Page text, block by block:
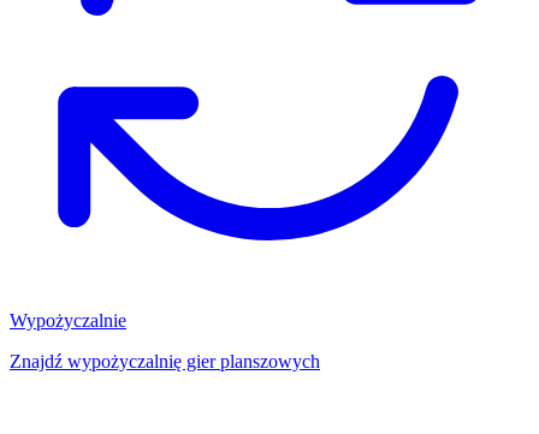
Wypożyczalnie
Znajdź wypożyczalnię gier planszowych